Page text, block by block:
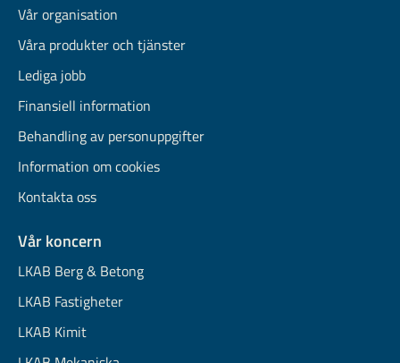
Vår organisation
Våra produkter och tjänster
Lediga jobb
Finansiell information
Behandling av personuppgifter
Information om cookies
Kontakta oss
Vår koncern
LKAB Berg & Betong
LKAB Fastigheter
LKAB Kimit